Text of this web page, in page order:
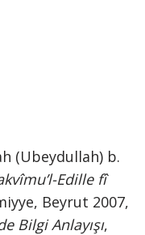
(Ubeydullah) b.
Edille fî
Beyrut 2007,
Bilgi Anlayışı,